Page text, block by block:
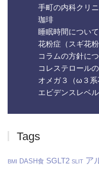
手町の内科クリ
珈琲
睡眠時間について
花粉症（スギ花粉
コラムの方針に
コレステロール
オメガ３（ω３系
エビデンスレベル
Tags
BMI DASH食 SGLT2 SLIT ア